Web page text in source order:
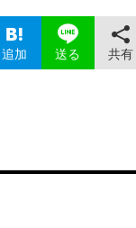
追加 送る 共有